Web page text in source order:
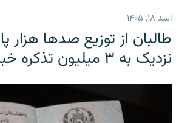
اسد ۱۸, ۱۴۰۵
طالبان از توزیع صدها هزار
نزدیک به ۳ میلیون تذکره خبر داده اند